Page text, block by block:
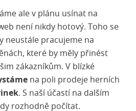
ale v plánu usínat na
není nikdy hotový. Toho se
neustále pracujeme na
které by měly přinést
zákazníkům. V blízké
na poli prodeje herních
. S naší účastí na dalším
rozhodně počítat.